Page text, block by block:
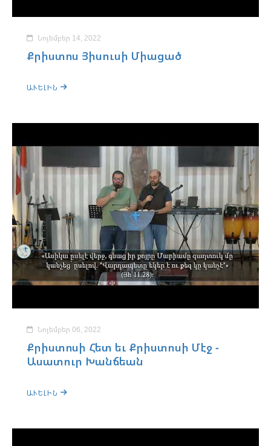
Նոյեմբեր 14, 2022
Քրիստոս Յիսուսի Միացած
ԱՒԵԼԻՆ
Նոյեմբեր 06, 2022
Քրիստոսի Հետ եւ Քրիստոսի Մէջ -
Ասատուր Խանճեան
ԱՒԵԼԻՆ